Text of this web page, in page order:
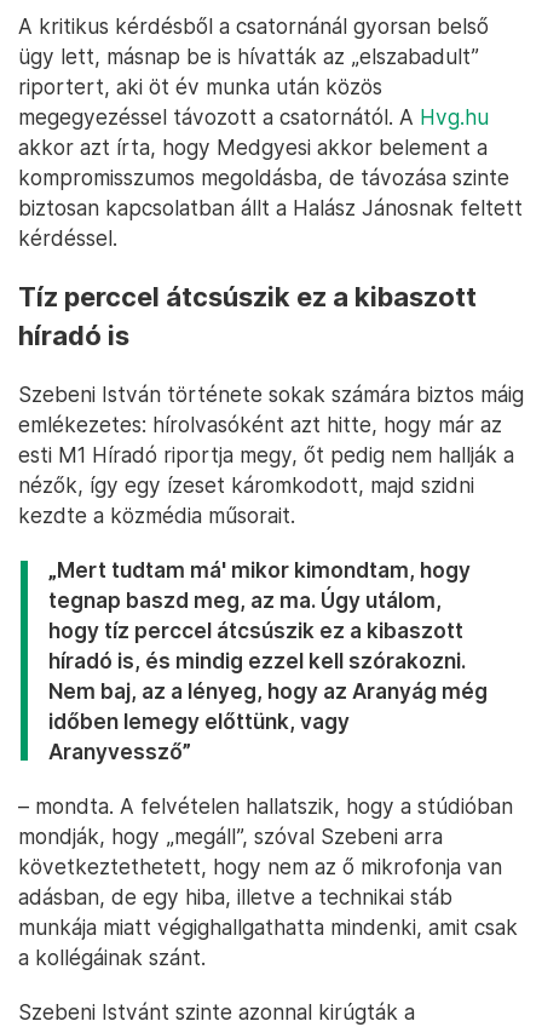
A kritikus kérdésből a csatornánál gyorsan belső
ügy lett, másnap be is hívatták az „elszabadult”
riportert, aki öt év munka után közös
megegyezéssel távozott a csatornától. A Hvg.hu
akkor azt írta, hogy Medgyesi akkor belement a
kompromisszumos megoldásba, de távozása szinte
biztosan kapcsolatban állt a Halász Jánosnak feltett
kérdéssel.
Tíz perccel átcsúszik ez a kibaszott
híradó is
Szebeni István története sokak számára biztos máig
emlékezetes: hírolvasóként azt hitte, hogy már az
esti M1 Híradó riportja megy, őt pedig nem hallják a
nézők, így egy ízeset káromkodott, majd szidni
kezdte a közmédia műsorait.
„Mert tudtam má' mikor kimondtam, hogy
tegnap baszd meg, az ma. Úgy utálom,
hogy tíz perccel átcsúszik ez a kibaszott
híradó is, és mindig ezzel kell szórakozni.
Nem baj, az a lényeg, hogy az Aranyág még
időben lemegy előttünk, vagy
Aranyvessző”
– mondta. A felvételen hallatszik, hogy a stúdióban
mondják, hogy „megáll”, szóval Szebeni arra
következtethetett, hogy nem az ő mikrofonja van
adásban, de egy hiba, illetve a technikai stáb
munkája miatt végighallgathatta mindenki, amit csak
a kollégáinak szánt.
Szebeni Istvánt szinte azonnal kirúgták a